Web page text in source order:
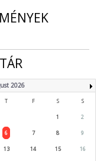
2026
T F S S
1 2
6 7 8 9
13 14 15 16